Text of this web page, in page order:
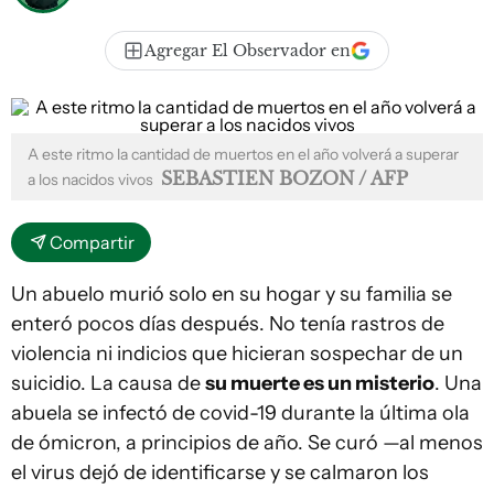
Agregar El Observador en
A este ritmo la cantidad de muertos en el año volverá a superar
a los nacidos vivos SEBASTIEN BOZON / AFP
Compartir
Un abuelo murió solo en su hogar y su familia se
enteró pocos días después. No tenía rastros de
violencia ni indicios que hicieran sospechar de un
suicidio. La causa desu muerte es un misterio. Una
abuela se infectó de covid-19 durante la última ola
de ómicron, a principios de año. Se curó —al menos
el virus dejó de identificarse y se calmaron los